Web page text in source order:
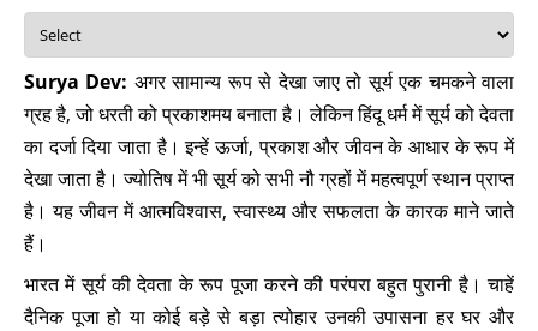
Surya Dev: अगर सामान्य रूप से देखा जाए तो सूर्य एक चमकने वाला
ग्रह है, जो धरती को प्रकाशमय बनाता है। लेकिन हिंदू धर्म में सूर्य को देवता
का दर्जा दिया जाता है। इन्हें ऊर्जा, प्रकाश और जीवन के आधार के रूप में
देखा जाता है। ज्योतिष में भी सूर्य को सभी नौ ग्रहों में महत्वपूर्ण स्थान प्राप्त
है। यह जीवन में आत्मविश्वास, स्वास्थ्य और सफलता के कारक माने जाते
हैं।
भारत में सूर्य की देवता के रूप पूजा करने की परंपरा बहुत पुरानी है। चाहें
दैनिक पूजा हो या कोई बड़े से बड़ा त्योहार उनकी उपासना हर घर और